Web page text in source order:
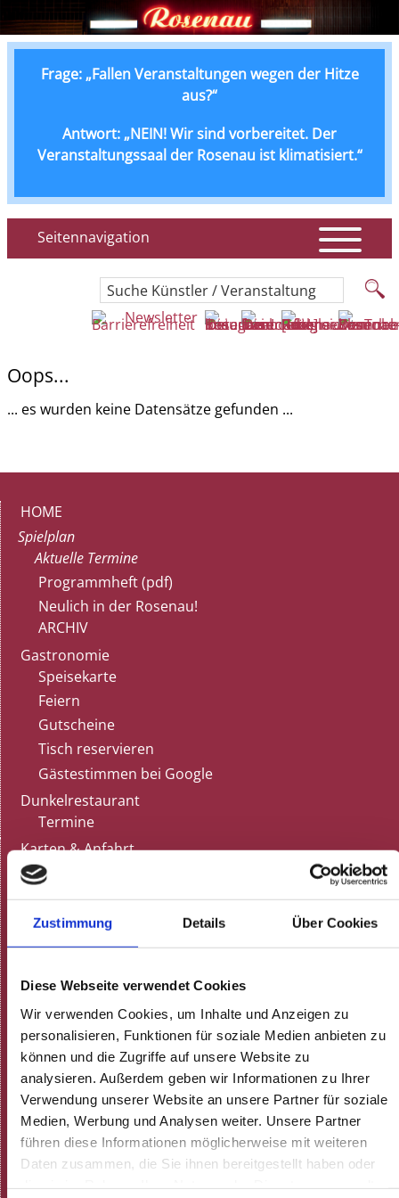
Zustimmung Details Über Cookies
Diese Webseite verwendet Cookies
Wir verwenden Cookies, um Inhalte und Anzeigen zu
personalisieren, Funktionen für soziale Medien anbieten zu
können und die Zugriffe auf unsere Website zu
analysieren. Außerdem geben wir Informationen zu Ihrer
Verwendung unserer Website an unsere Partner für soziale
Medien, Werbung und Analysen weiter. Unsere Partner
führen diese Informationen möglicherweise mit weiteren
Daten zusammen, die Sie ihnen bereitgestellt haben oder
Frage: „Fallen Veranstaltungen wegen der Hitze
aus?“
Antwort: „NEIN! Wir sind vorbereitet. Der
Veranstaltungssaal der Rosenau ist klimatisiert.“
Seitennavigation
Suche Künstler / Veranstaltung
Newsletter
Oops...
... es wurden keine Datensätze gefunden ...
HOME
Spielplan
Aktuelle Termine
Programmheft (pdf)
Neulich in der Rosenau!
ARCHIV
Gastronomie
Speisekarte
Feiern
Gutscheine
Tisch reservieren
Gästestimmen bei Google
Dunkelrestaurant
Termine
Karten & Anfahrt
Kartenvorverkauf
Vorverkaufsstellen
Tischreservierung
Gutscheine
Barrierefreiheit
Anfahrt & Parken
Öffentliche Verkehrsmittel
Die Rosenau
Gönner / Freunde / Förderer
Freundeskreis der Rosenau
Partner & Sponsoren
DIE VIELEN
Satzung des Rosenau Kultur e.V.